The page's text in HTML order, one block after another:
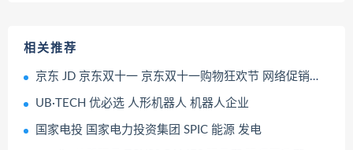
相关推荐
京东 JD 京东双十一 京东双十一购物狂欢节 网络促销活动
UB·TECH 优必选 人形机器人 机器人企业
国家电投 国家电力投资集团 SPIC 能源 发电